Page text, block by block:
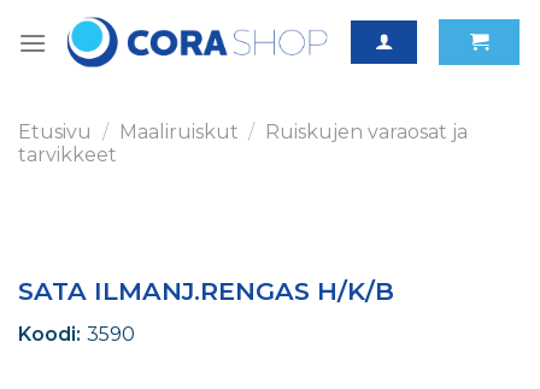
Etusivu / Maaliruiskut / Ruiskujen varaosat ja
tarvikkeet
SATA ILMANJ.RENGAS H/K/B
Koodi: 3590